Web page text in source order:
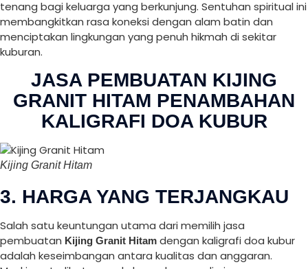
tenang bagi keluarga yang berkunjung. Sentuhan spiritual ini
membangkitkan rasa koneksi dengan alam batin dan
menciptakan lingkungan yang penuh hikmah di sekitar
kuburan.
JASA PEMBUATAN KIJING
GRANIT HITAM PENAMBAHAN
KALIGRAFI DOA KUBUR
Kijing Granit Hitam
3. HARGA YANG TERJANGKAU
Salah satu keuntungan utama dari memilih jasa
pembuatan Kijing Granit Hitam dengan kaligrafi doa kubur
adalah keseimbangan antara kualitas dan anggaran.